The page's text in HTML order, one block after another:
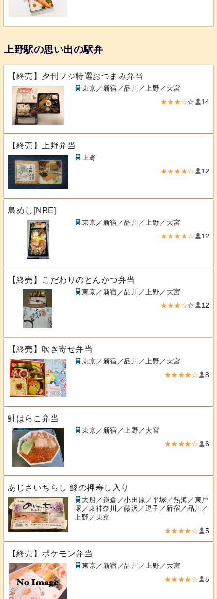
上野駅の思い出の駅弁
【終売】夕刊フジ特選おつまみ弁当
東京／新宿／品川／上野／大宮
★★★☆☆ 14
【終売】上野弁当
上野
★★★★☆ 12
鳥めし[NRE]
東京／新宿／品川／上野／大宮
★★★★☆ 12
【終売】こだわりのとんかつ弁当
東京／新宿／品川／上野／大宮
★★★☆☆ 12
【終売】吹き寄せ弁当
東京／新宿／品川／上野／大宮
★★★★☆ 8
鮭はらこ弁当
東京／新宿／上野／大宮
★★★★☆ 6
あじさいちらし 鯵の押寿し入り
大船／鎌倉／小田原／平塚／熱海／東戸
塚／東神奈川／藤沢／逗子／新宿／品川／
上野／東京
★★★★☆ 5
【終売】ポケモン弁当
東京／新宿／品川／上野／大宮
★★★★☆ 5